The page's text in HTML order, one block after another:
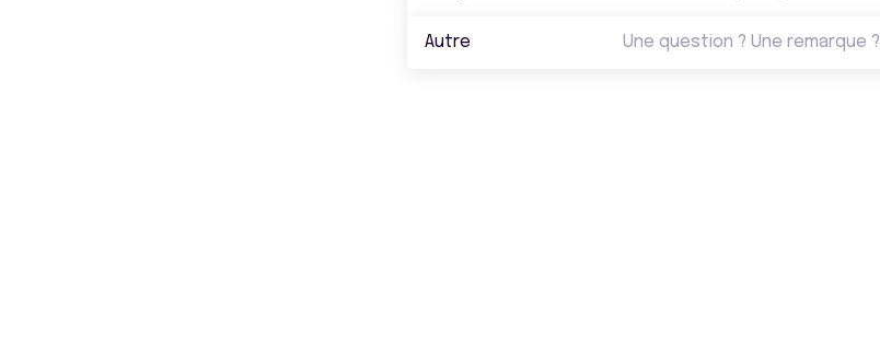
Autre Une question ? Une remarque ?